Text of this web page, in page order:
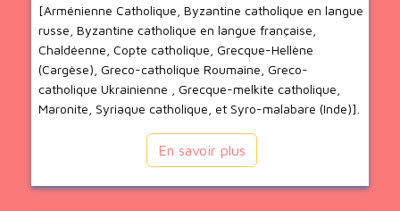
[Arménienne Catholique, Byzantine catholique en langue
russe, Byzantine catholique en langue française,
Chaldéenne, Copte catholique, Grecque-Hellène
(Cargèse), Greco-catholique Roumaine, Greco-
catholique Ukrainienne , Grecque-melkite catholique,
Maronite, Syriaque catholique, et Syro-malabare (Inde)].
En savoir plus